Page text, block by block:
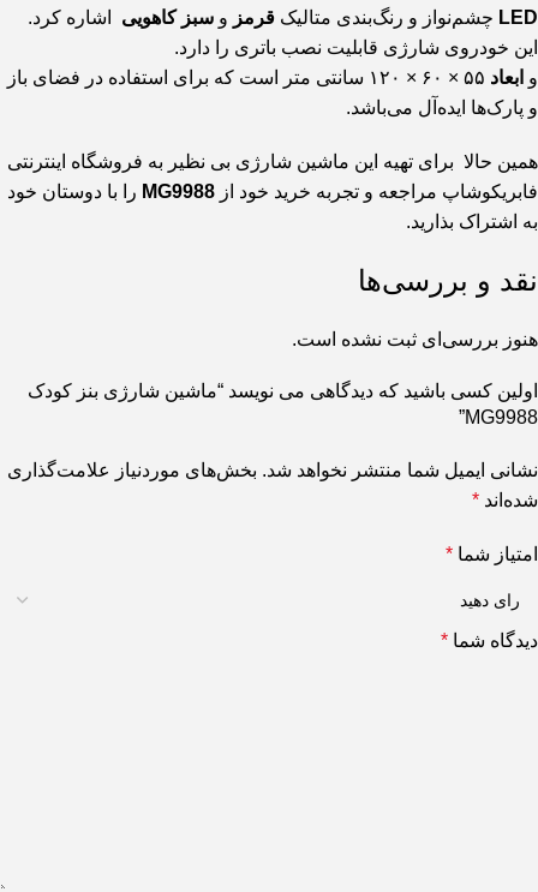
LED چشم‌نواز و رنگ‌بندی متالیک قرمز و سبز کاهویی
اشاره کرد.
این خودروی شارژی قابلیت نصب باتری را دارد.
و ابعاد
۵۵ × ۶۰ × ۱۲۰ سانتی متر است که برای استفاده در فضای باز
و پارک‌ها ایده‌آل می‌باشد.
همین حالا برای تهیه این ماشین شارژی بی نظیر به فروشگاه اینترنتی
فابریکوشاپ مراجعه و تجربه خرید خود از MG9988 را با دوستان خود
به اشتراک بذارید.
نقد و بررسی‌ها
هنوز بررسی‌ای ثبت نشده است.
اولین کسی باشید که دیدگاهی می نویسد “ماشین شارژی بنز کودک
MG9988”
نشانی ایمیل شما منتشر نخواهد شد. بخش‌های موردنیاز علامت‌گذاری
شده‌اند *
امتیاز شما *
دیدگاه شما *